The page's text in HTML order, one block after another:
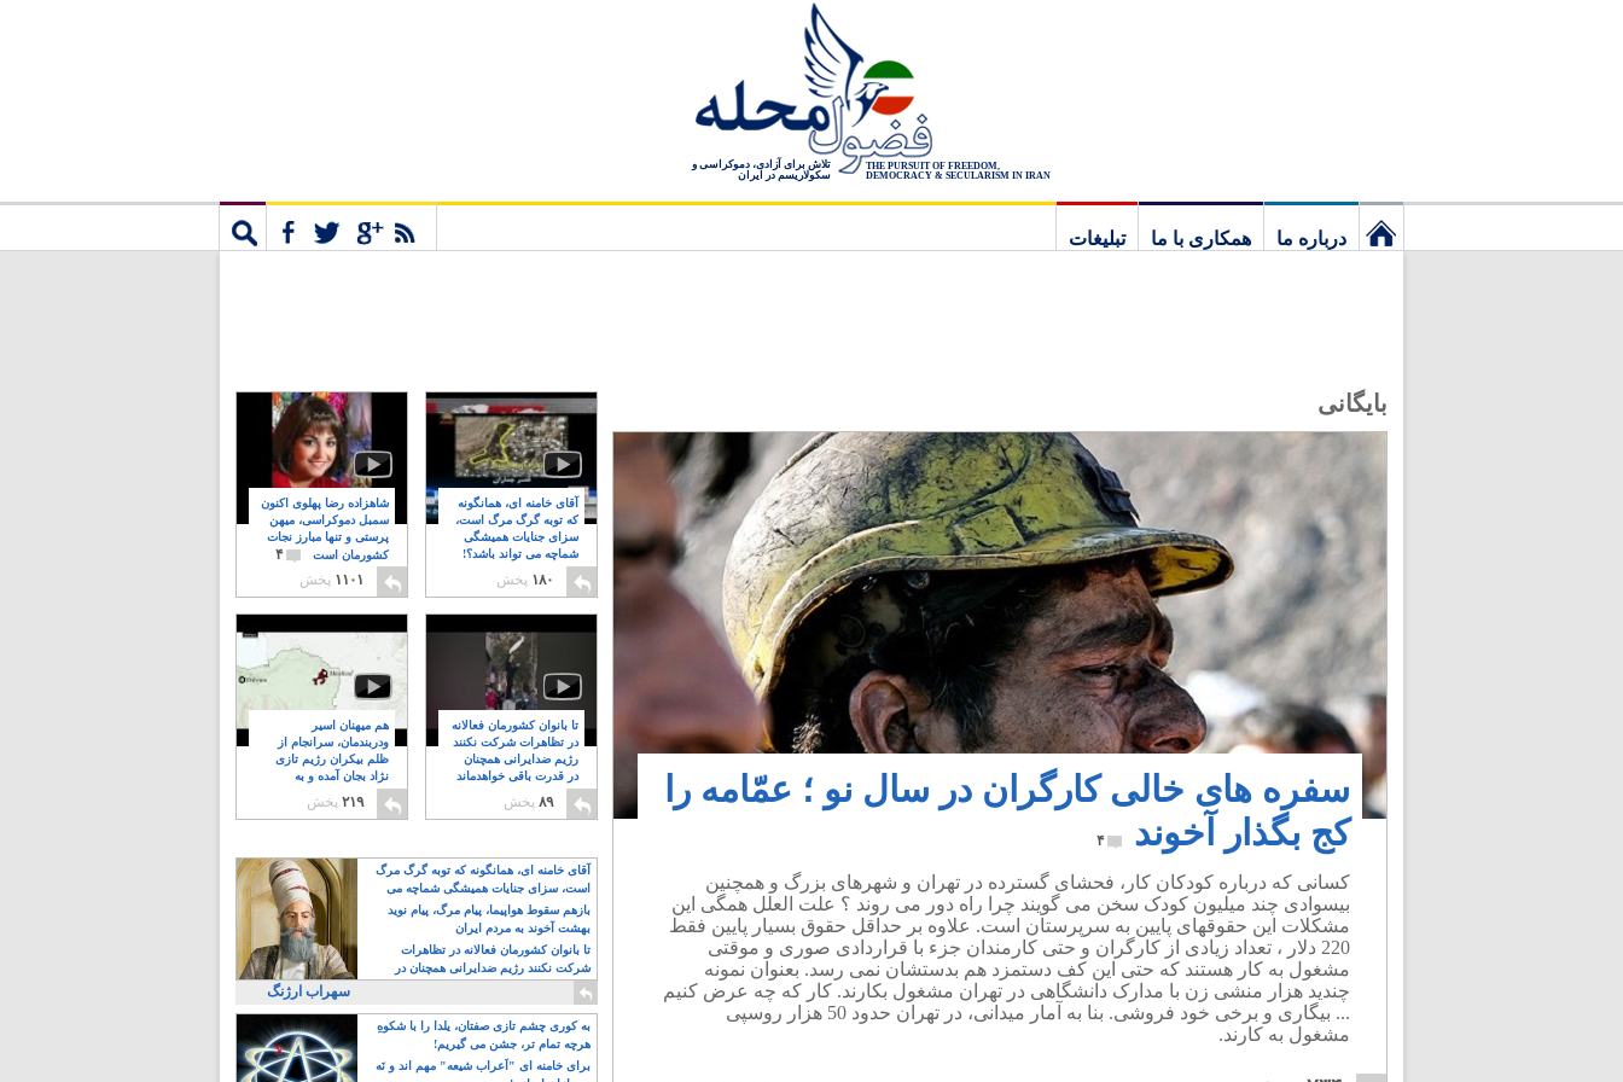
THE PURSUIT OF FREEDOM,
DEMOCRACY & SECULARISM IN IRAN
تلاش برای آزادی، دموکراسی و
سکولاریسم در ایران
درباره ما همکاری با ما
تبلیغات
بایگانی
سفره های خالی کارگران در سال نو ؛ عمّامه را
کج بگذار آخوند
۴
کسانی که درباره کودکان کار، فحشای گسترده در تهران و شهرهای بزرگ و همچنین
بیسوادی چند میلیون کودک سخن می گویند چرا راه دور می روند ؟ علت العلل همگی این
مشکلات این حقوقهای پایین به سرپرستان است. علاوه بر حداقل حقوق بسیار پایین فقط
220 دلار ، تعداد زیادی از کارگران و حتی کارمندان جزء با قراردادی صوری و موقتی
مشغول به کار هستند که حتی این کف دستمزد هم بدستشان نمی رسد. بعنوان نمونه
چندید هزار منشی زن با مدارک دانشگاهی در تهران مشغول بکارند. کار که چه عرض کنیم
... بیگاری و برخی خود فروشی. بنا به آمار میدانی، در تهران حدود 50 هزار روسپی
مشغول به کارند.
شاهزاده رضا پهلوی اکنون
سمبل دموکراسی، میهن
پرستی و تنها مبارز نجات
کشورمان است
۴
۱۱۰۱ پخش
آقای خامنه ای، همانگونه
که توبه گرگ مرگ است،
سزای جنایات همیشگی
شماچه می تواند باشد؟!
۸
۱۸۰ پخش
هم میهنان اسیر
ودربندمان، سرانجام از
ظلم بیکران رژیم تازی
نژاد بجان آمده و به
۲۱۹ پخش
تا بانوان کشورمان فعالانه
در تظاهرات شرکت نکنند
رژیم ضدایرانی همچنان
در قدرت باقی خواهدماند
۸
۸۹ پخش
آقای خامنه ای، همانگونه که توبه گرگ مرگ
است، سزای جنایات همیشگی شماچه می
تواند باشد؟!
بازهم سقوط هواپیما، پیام مرگ، پیام نوید
بهشت آخوند به مردم ایران
تا بانوان کشورمان فعالانه در تظاهرات
شرکت نکنند رژیم ضدایرانی همچنان در
قدرت باقی خواهدماند
سهراب ارژنگ
به کوری چشم تازی صفتان، یلدا را با شکوهِ
هرچه تمام تر، جشن می گیریم!
برای خامنه ای "اَعراب شیعه" مهم اند و نَه